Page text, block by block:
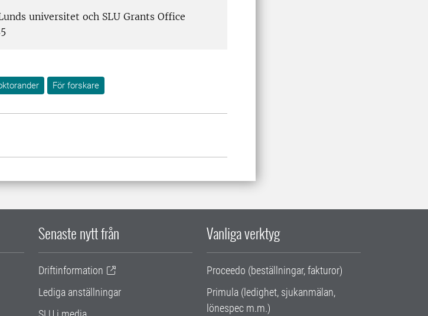
universitet och SLU Grants Office
För forskare
Senaste nytt från
Driftinformation
Lediga anställningar
Vanliga verktyg
Proceedo (beställningar, fakturor)
Primula (ledighet, sjukanmälan,
lönespec m.m.)